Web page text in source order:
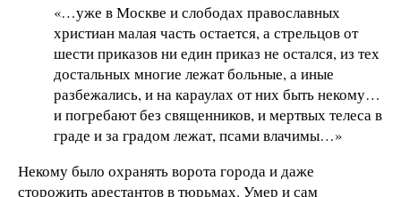
«…уже в Москве и слободах православных
христиан малая часть остается, а стрельцов от
шести приказов ни един приказ не остался, из тех
достальных многие лежат больные, а иные
разбежались, и на караулах от них быть некому…
и погребают без священников, и мертвых телеса в
граде и за градом лежат, псами влачимы…»
Некому было охранять ворота города и даже
сторожить арестантов в тюрьмах. Умер и сам